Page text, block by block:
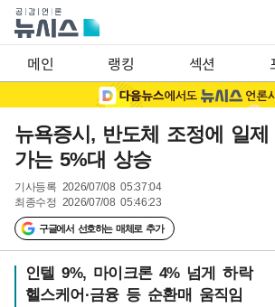
메인 랭킹 섹션
뉴욕증시, 반도체 조정에 일
가는 5%대 상승
기사등록 2026/07/08 05:37:04
최종수정 2026/07/08 05:46:23
구글에서 선호하는 매체로 추가
인텔 9%, 마이크론 4% 넘게 하락
헬스케어·금융 등 순환매 움직임